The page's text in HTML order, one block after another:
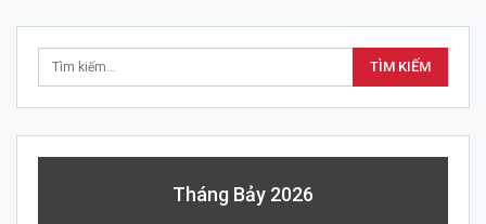
Tháng Bảy 2026